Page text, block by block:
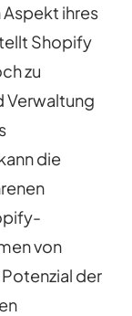
ihres
Shopify
zu
Verwaltung
die
von
der